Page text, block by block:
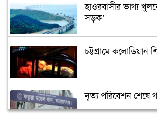
হাওরবাসীর ভাগ্য
সড়ক’
চট্টগ্রামে কলোডিয়ান
নৃত্য পরিবেশন শেষে